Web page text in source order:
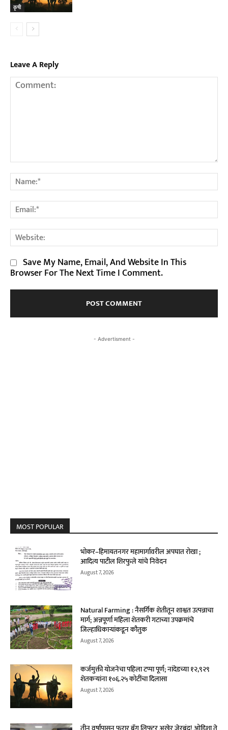
कृषी
Leave A Reply
Comment:
Save My Name, Email, And Website In This
Browser For The Next Time I Comment.
- Advertisment -
MOST POPULAR
भोकर–हिमायतनगर महामार्गावरील अपघात रोखा ;
आदित्य पाटील शिरफुले यांचे निवेदन
August 7, 2026
Natural Farming : नैसर्गिक शेतीतून शाश्वत उत्पन्नाचा
मार्ग; अन्नपूर्णा महिला शेतकरी गटाच्या उपक्रमांचे
जिल्हाधिकाऱ्यांकडून कौतुक
August 7, 2026
कर्जमुक्ती योजनेचा पहिला टप्पा पूर्ण; नांदेडच्या १२,९२९
शेतकऱ्यांना १०६.२५ कोटींचा दिलासा
August 7, 2026